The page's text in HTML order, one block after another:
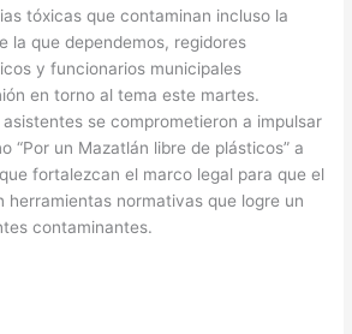
tóxicas que contaminan incluso la
la que dependemos, regidores
y funcionarios municipales
en torno al tema este martes.
se comprometieron a impulsar
“Por un Mazatlán libre de plásticos” a
fortalezcan el marco legal para que el
herramientas normativas que logre un
contaminantes.